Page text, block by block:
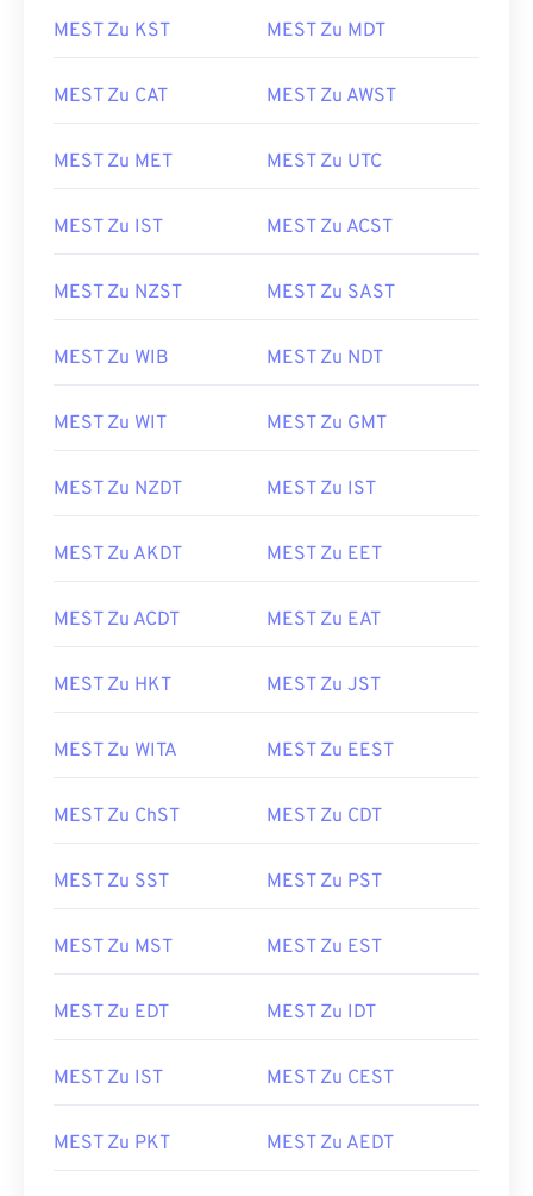
MEST Zu KST MEST Zu MDT
MEST Zu CAT MEST Zu AWST
MEST Zu MET MEST Zu UTC
MEST Zu IST MEST Zu ACST
MEST Zu NZST MEST Zu SAST
MEST Zu WIB MEST Zu NDT
MEST Zu WIT MEST Zu GMT
MEST Zu NZDT MEST Zu IST
MEST Zu AKDT MEST Zu EET
MEST Zu ACDT MEST Zu EAT
MEST Zu HKT MEST Zu JST
MEST Zu WITA MEST Zu EEST
MEST Zu ChST MEST Zu CDT
MEST Zu SST MEST Zu PST
MEST Zu MST MEST Zu EST
MEST Zu EDT MEST Zu IDT
MEST Zu IST MEST Zu CEST
MEST Zu PKT MEST Zu AEDT